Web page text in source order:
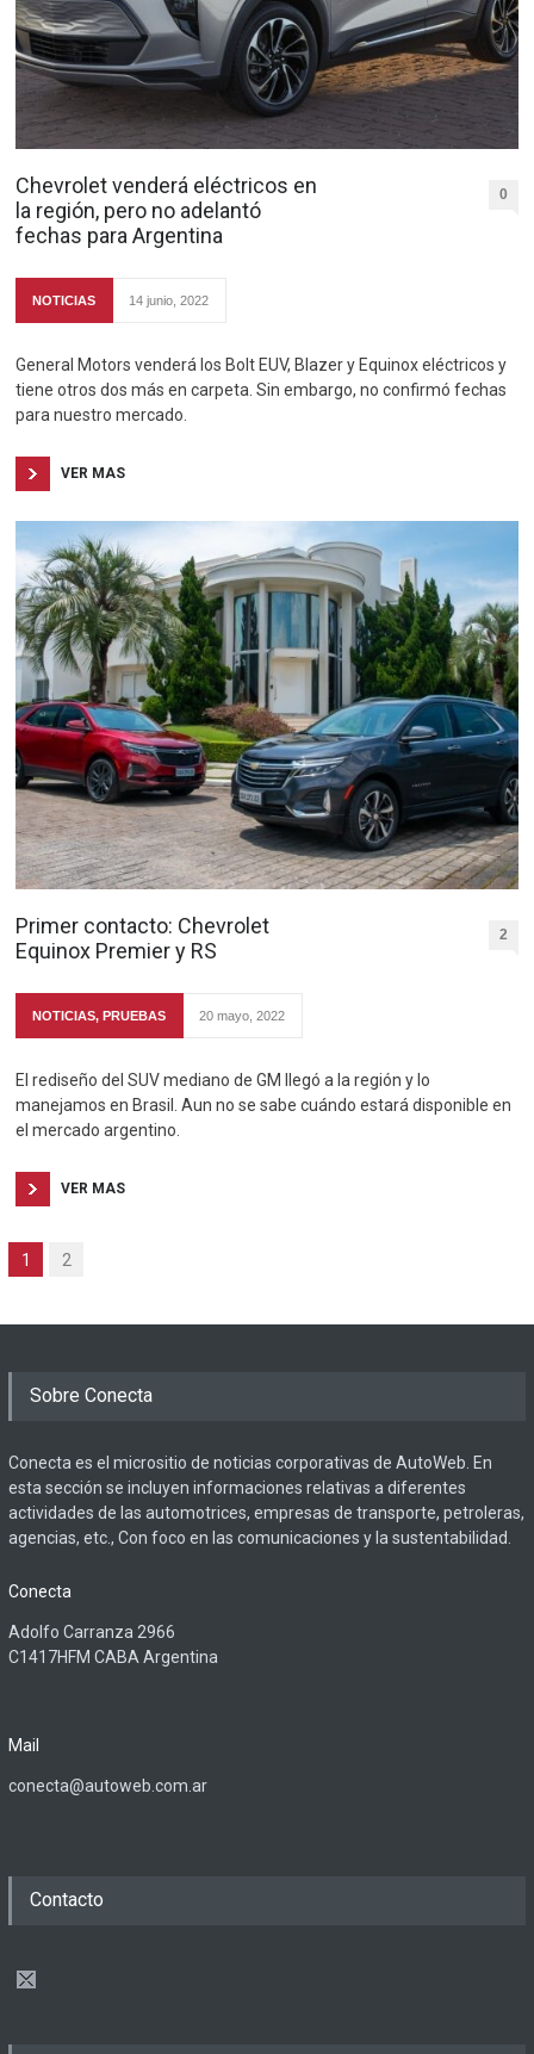
Chevrolet venderá eléctricos en
la región, pero no adelantó
fechas para Argentina
0
NOTICIAS 14 junio, 2022
General Motors venderá los Bolt EUV, Blazer y Equinox eléctricos y
tiene otros dos más en carpeta. Sin embargo, no confirmó fechas
para nuestro mercado.
VER MAS
Primer contacto: Chevrolet
Equinox Premier y RS
2
NOTICIAS,PRUEBAS 20 mayo, 2022
El rediseño del SUV mediano de GM llegó a la región y lo
manejamos en Brasil. Aun no se sabe cuándo estará disponible en
el mercado argentino.
VER MAS
1 2
Sobre Conecta
Conecta es el micrositio de noticias corporativas de AutoWeb. En
esta sección se incluyen informaciones relativas a diferentes
actividades de las automotrices, empresas de transporte, petroleras,
agencias, etc., Con foco en las comunicaciones y la sustentabilidad.
Conecta
Adolfo Carranza 2966
C1417HFM CABA Argentina
Mail
conecta@autoweb.com.ar
Contacto